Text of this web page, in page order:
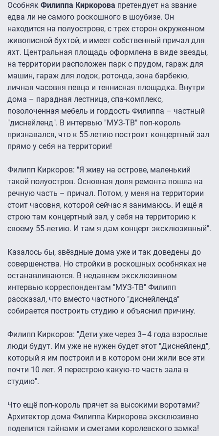
Особняк Филиппа Киркорова претендует на звание
едва ли не самого роскошного в шоубизе. Он
находится на полуострове, с трех сторон окруженном
живописной бухтой, и имеет собственный причал для
яхт. Центральная площадь оформлена в виде звезды,
на территории расположен парк с прудом, гараж для
машин, гараж для лодок, ротонда, зона барбекю,
личная часовня певца и теннисная площадка. Внутри
дома – парадная лестница, спа-комплекс,
позолоченная мебель и гордость Филиппа – частный
"диснейленд". В интервью "МУЗ-ТВ" поп-король
признавался, что к 55-летию построит концертный зал
прямо у себя на территории!
Филипп Киркоров: "Я живу на острове, маленький
такой полуостров. Основная доля ремонта пошла на
речную часть – причал. Потом, у меня на территории
стоит часовня, которой сейчас я занимаюсь. И ещё я
строю там концертный зал, у себя на территорию к
своему 55-летию. И там я дам концерт эксклюзивный".
Казалось бы, звёздные дома уже и так доведены до
совершенства. Но стройки в роскошных особняках не
останавливаются. В недавнем эксклюзивном
интервью корреспондентам "МУЗ-ТВ" Филипп
рассказал, что вместо частного "диснейленда"
собирается построить студию и объяснил причину.
Филипп Киркоров: "Дети уже через 3–4 года взрослые
люди будут. Им уже не нужен будет этот "Диснейленд",
который я им построил и в котором они жили все эти
почти 10 лет. Я перестрою какую-то часть зала в
студию".
Что ещё поп-король прячет за высокими воротами?
Архитектор дома Филиппа Киркорова эксклюзивно
поделится тайнами и сметами королевского замка!